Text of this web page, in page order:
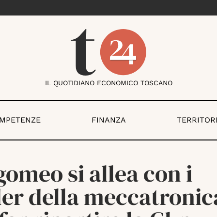
IL QUOTIDIANO ECONOMICO TOSCANO
FINANZA
si allea con i
della